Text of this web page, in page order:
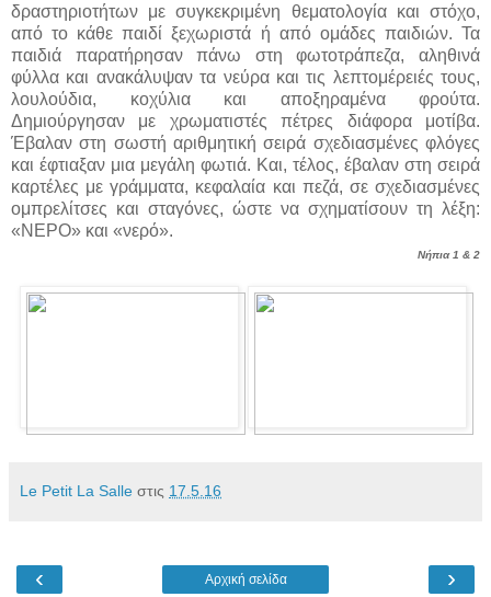
δραστηριοτήτων με συγκεκριμένη θεματολογία και στόχο,
από το κάθε παιδί ξεχωριστά ή από ομάδες παιδιών. Τα
παιδιά παρατήρησαν πάνω στη φωτοτράπεζα, αληθινά
φύλλα και ανακάλυψαν τα νεύρα και τις λεπτομέρειές τους,
λουλούδια, κοχύλια και αποξηραμένα φρούτα.
Δημιούργησαν με χρωματιστές πέτρες διάφορα μοτίβα.
Έβαλαν στη σωστή αριθμητική σειρά σχεδιασμένες φλόγες
και έφτιαξαν μια μεγάλη φωτιά. Και, τέλος, έβαλαν στη σειρά
καρτέλες με γράμματα, κεφαλαία και πεζά, σε σχεδιασμένες
ομπρελίτσες και σταγόνες, ώστε να σχηματίσουν τη λέξη:
«ΝΕΡΟ» και «νερό».
Νήπια 1 & 2
Le Petit La Salle στις 17.5.16
‹ ›
Αρχική σελίδα